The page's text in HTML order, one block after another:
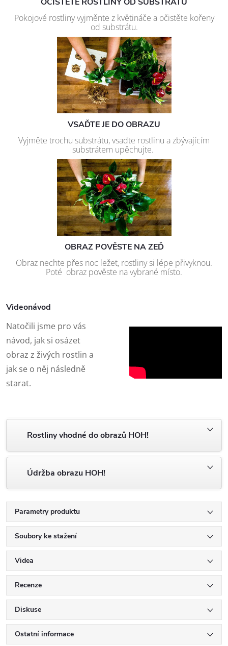
Pokojové rostliny vyjměnte z květináče a očistěte kořeny
od substrátu.
VSAĎTE JE DO OBRAZU
Vyjměte trochu substrátu, vsaďte rostlinu a zbývajícím
substrátem upěchujte.
OBRAZ POVĚSTE NA ZEĎ
Obraz nechte přes noc ležet, rostliny si lépe přivyknou.
Poté obraz pověste na vybrané místo.
Videonávod
Natočili jsme pro vás
návod, jak si osázet
obraz z živých rostlin a
jak se o něj následně
starat.
Rostliny vhodné do obrazů HOH!
Údržba obrazu HOH!
Parametry produktu
Soubory ke stažení
Videa
Recenze
Diskuse
Ostatní informace